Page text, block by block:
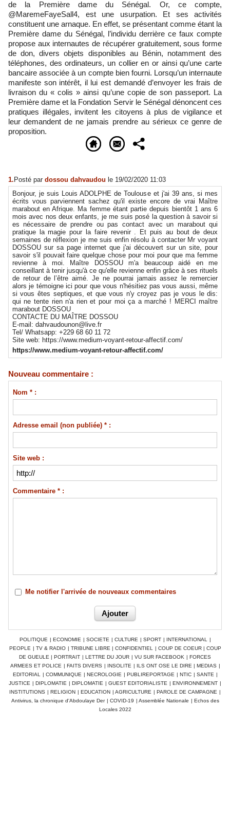
de la Première dame du Sénégal. Or, ce compte,
@MaremeFayeSall4, est une usurpation. Et ses activités
constituent une arnaque. En effet, se présentant comme étant la
Première dame du Sénégal, l’individu derrière ce faux compte
propose aux internautes de récupérer gratuitement, sous forme
de don, divers objets disponibles au Bénin, notamment des
téléphones, des ordinateurs, un collier en or ainsi qu’une carte
bancaire associée à un compte bien fourni. Lorsqu’un internaute
manifeste son intérêt, il lui est demandé d’envoyer les frais de
livraison du « colis » ainsi qu’une copie de son passeport. La
Première dame et la Fondation Servir le Sénégal dénoncent ces
pratiques illégales, invitent les citoyens à plus de vigilance et
leur demandent de ne jamais prendre au sérieux ce genre de
proposition.
1.Posté par dossou dahvaudou le 19/02/2020 11:03
Bonjour, je suis Louis ADOLPHE de Toulouse et j'ai 39 ans, si mes
écrits vous parviennent sachez qu'il existe encore de vrai Maître
marabout en Afrique. Ma femme étant partie depuis bientôt 1 ans 6
mois avec nos deux enfants, je me suis posé la question à savoir si
es nécessaire de prendre ou pas contact avec un marabout qui
pratique la magie pour la faire revenir . Et puis au bout de deux
semaines de réflexion je me suis enfin résolu à contacter Mr voyant
DOSSOU sur sa page internet que j'ai découvert sur un site, pour
savoir s'il pouvait faire quelque chose pour moi pour que ma femme
revienne à moi. Maître DOSSOU m'a beaucoup aidé en me
conseillant à tenir jusqu'à ce qu'elle revienne enfin grâce à ses rituels
de retour de l’être aimé. Je ne pourrai jamais assez le remercier
alors je témoigne ici pour que vous n'hésitiez pas vous aussi, même
si vous êtes septiques, et que vous n'y croyez pas je vous le dis:
qui ne tente rien n'a rien et pour moi ça a marché ! MERCI maître
marabout DOSSOU
CONTACTE DU MAÎTRE DOSSOU
E-mail: dahvaudounon@live.fr
Tel/ Whatsapp: +229 68 60 11 72
Site web: https://www.medium-voyant-retour-affectif.com/
https://www.medium-voyant-retour-affectif.com/
Nouveau commentaire :
Nom * :
Adresse email (non publiée) * :
Site web :
Commentaire * :
Me notifier l'arrivée de nouveaux commentaires
POLITIQUE ECONOMIE SOCIETE CULTURE SPORT INTERNATIONAL
PEOPLE
TV & RADIO TRIBUNE LIBRE CONFIDENTIEL COUP DE COEUR
COUP
DE GUEULE
PORTRAIT LETTRE DU JOUR VU SUR FACEBOOK
FORCES
ARMEES ET POLICE
FAITS DIVERS INSOLITE ILS ONT OSE LE DIRE MEDIAS
EDITORIAL
COMMUNIQUE NECROLOGIE PUBLIREPORTAGE NTIC SANTE
JUSTICE
DIPLOMATIE DIPLOMATIE GUEST EDITORIALISTE ENVIRONNEMENT
INSTITUTIONS
RELIGION EDUCATION AGRICULTURE PAROLE DE CAMPAGNE
Antivirus, la chronique d'Abdoulaye Der
COVID-19 Assemblée Nationale
Echos des
Locales 2022